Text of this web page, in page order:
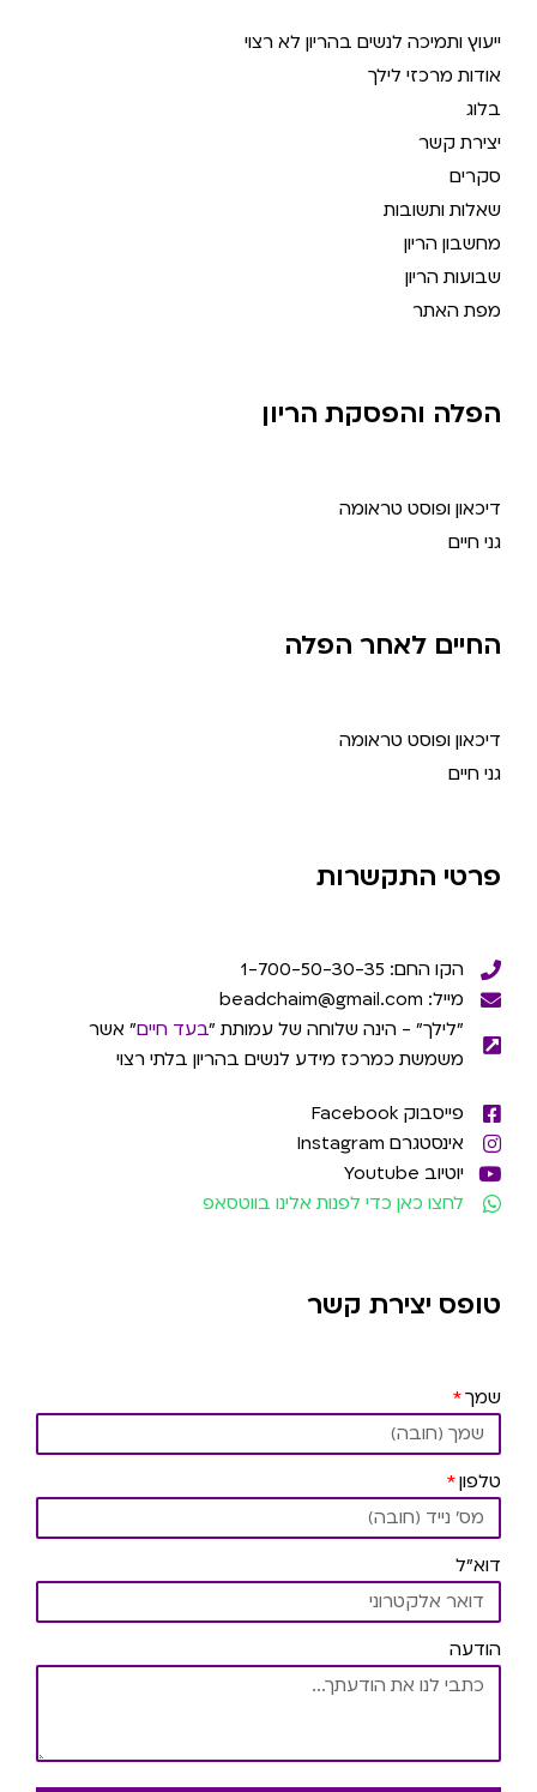
ייעוץ ותמיכה לנשים בהריון לא רצוי
אודות מרכזי לילך
בלוג
יצירת קשר
סקרים
שאלות ותשובות
מחשבון הריון
שבועות הריון
מפת האתר
הפלה והפסקת הריון
דיכאון ופוסט טראומה
גני חיים
החיים לאחר הפלה
דיכאון ופוסט טראומה
גני חיים
פרטי התקשרות
הקו החם: 1-700-50-30-35
מייל: beadchaim@gmail.com
"לילך" - הינה שלוחה של עמותת "בעד חיים" אשר
משמשת כמרכז מידע לנשים בהריון בלתי רצוי
פייסבוק Facebook
אינסטגרם Instagram
יוטיוב Youtube
לחצו כאן כדי לפנות אלינו בווטסאפ
טופס יצירת קשר
שמך
טלפון
דוא"ל
הודעה